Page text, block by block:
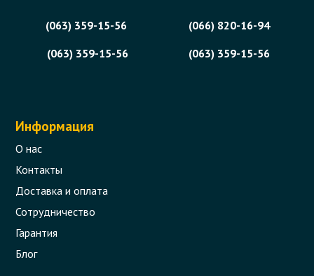
(063) 359-15-56
(066) 820-16-94
(063) 359-15-56
(063) 359-15-56
Информация
О нас
Контакты
Доставка и оплата
Сотрудничество
Гарантия
Блог